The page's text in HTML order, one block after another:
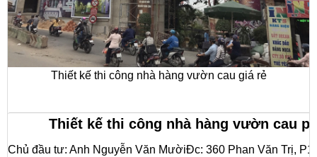
Thiết kế thi công nhà hàng vườn cau giá rẻ
Thiết kế thi công nhà hàng vườn cau
Chủ đầu tư: Anh Nguyễn Văn MườiĐc: 360 Phan Văn Trị,